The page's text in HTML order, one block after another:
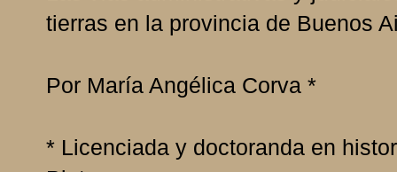
tierras en la provincia de Buenos
Por María Angélica Corva *
* Licenciada y doctoranda en